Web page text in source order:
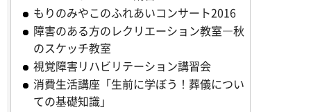
もりのみやこのふれあいコンサート2016
障害のある方のレクリエーション教室―秋
のスケッチ教室
視覚障害リハビリテーション講習会
消費生活講座「生前に学ぼう！葬儀につい
ての基礎知識」